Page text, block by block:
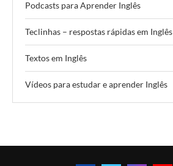
Podcasts para Aprender Inglês
Teclinhas – respostas rápidas em Inglês
Textos em Inglês
Vídeos para estudar e aprender Inglês